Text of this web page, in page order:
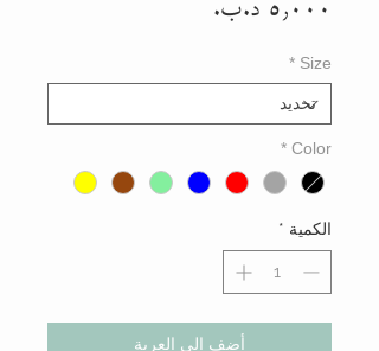
Size
*
Color
*
الكمية *
أضِف إلى العربة